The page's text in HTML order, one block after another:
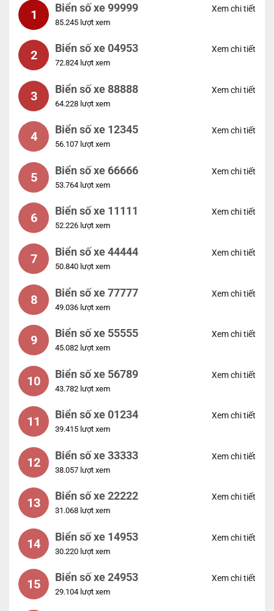
1 Biển số xe 99999
85.245 lượt xem
Xem chi tiết
2 Biển số xe 04953
72.824 lượt xem
Xem chi tiết
3 Biển số xe 88888
64.228 lượt xem
Xem chi tiết
4 Biển số xe 12345
56.107 lượt xem
Xem chi tiết
5 Biển số xe 66666
53.764 lượt xem
Xem chi tiết
6 Biển số xe 11111
52.226 lượt xem
Xem chi tiết
7 Biển số xe 44444
50.840 lượt xem
Xem chi tiết
8 Biển số xe 77777
49.036 lượt xem
Xem chi tiết
9 Biển số xe 55555
45.082 lượt xem
Xem chi tiết
10 Biển số xe 56789
43.782 lượt xem
Xem chi tiết
11 Biển số xe 01234
39.415 lượt xem
Xem chi tiết
12 Biển số xe 33333
38.057 lượt xem
Xem chi tiết
13 Biển số xe 22222
31.068 lượt xem
Xem chi tiết
14 Biển số xe 14953
30.220 lượt xem
Xem chi tiết
15 Biển số xe 24953
29.104 lượt xem
Xem chi tiết